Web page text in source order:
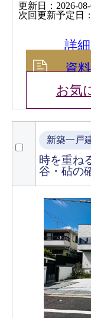
更新日：2026-
次回更新予定日
詳
資
お気
新築一戸
時を重ね
谷・砧の